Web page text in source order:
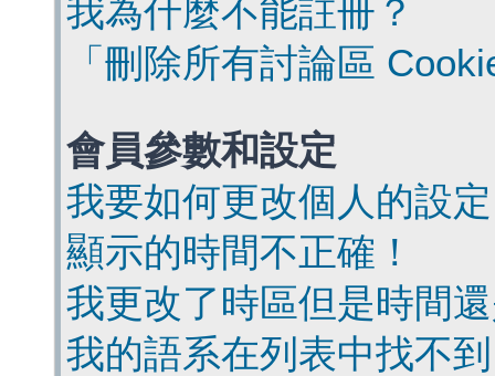
我為什麼不能註冊？
「刪除所有討論區
會員參數和設定
我要如何更改個人的設
顯示的時間不正確！
我更改了時區但是時間
我的語系在列表中找不